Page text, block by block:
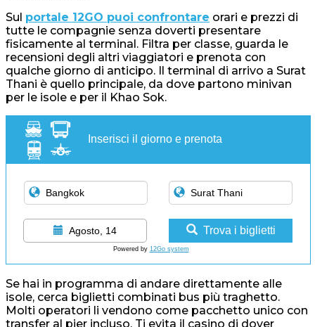
Sul portale 12GO puoi confrontare orari e prezzi di
tutte le compagnie senza doverti presentare
fisicamente al terminal. Filtra per classe, guarda le
recensioni degli altri viaggiatori e prenota con
qualche giorno di anticipo. Il terminal di arrivo a Surat
Thani è quello principale, da dove partono minivan
per le isole e per il Khao Sok.
Inserisci il giorno e prenota
Agosto, 14 Trova i biglietti
Powered by 12Go system
Se hai in programma di andare direttamente alle
isole, cerca biglietti combinati bus più traghetto.
Molti operatori li vendono come pacchetto unico con
transfer al pier incluso. Ti evita il casino di dover